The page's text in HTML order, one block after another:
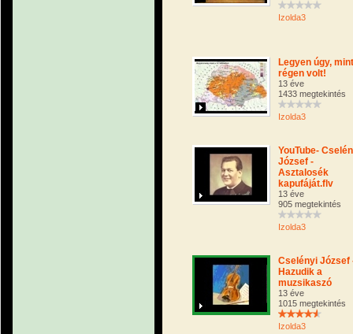
Izolda3
Legyen úgy, mint
régen volt!
13 éve
1433 megtekintés
Izolda3
YouTube-
József -
Asztalosék
kapufáját.flv
13 éve
905 megtekintés
Izolda3
Cselényi József
Hazudik a
muzsikaszó
13 éve
1015 megtekintés
Izolda3